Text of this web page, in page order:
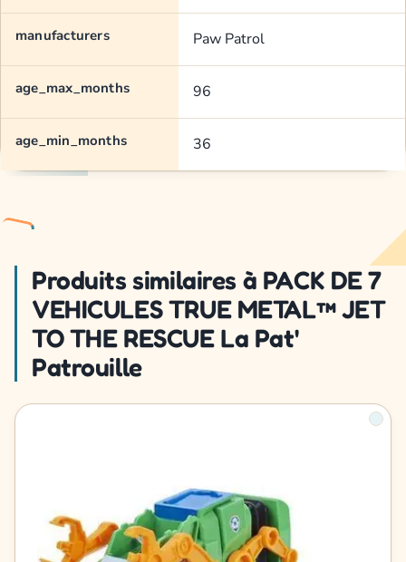
manufacturers Paw Patrol
age_max_months 96
age_min_months 36
Produits similaires à PACK DE 7
VEHICULES TRUE METAL™ JET
TO THE RESCUE La Pat'
Patrouille